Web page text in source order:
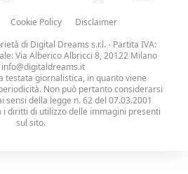
Cookie Policy
Disclaimer
di Digital Dreams s.r.l.- Partita IVA:
Via Alberico Albricci 8, 20122 Milano
info@digitaldreams.it
testata giornalistica, in quanto viene
Non può pertanto considerarsi
sensi della legge n. 62 del 07.03.2001
i diritti di utilizzo delle immagini presenti
sul sito.